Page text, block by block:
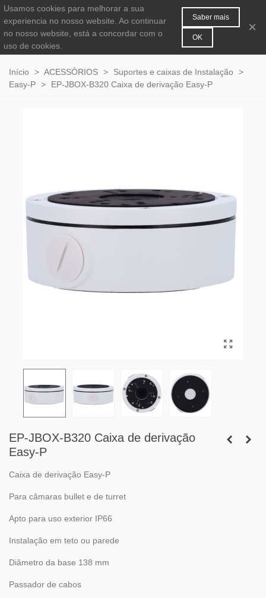
0
Início > ACESSÓRIOS > Suportes e caixas de Instalação
>
Easy-P > EP-JBOX-B320 Caixa de derivação Easy-P
EP-JBOX-B320 Caixa de derivação
Easy-P
Caixa de derivação Easy-P
Para câmaras bullet e de turret
Apto para uso exterior IP66
Instalação em teto ou parede
Diâmetro da base 138 mm
Passador de cabos
Usamos cookies para melhorar a sua
experiencia no nosso website. Ao continuar
no nosso website, está a concordar com o
uso de cookies.
Saber mais
OK
×